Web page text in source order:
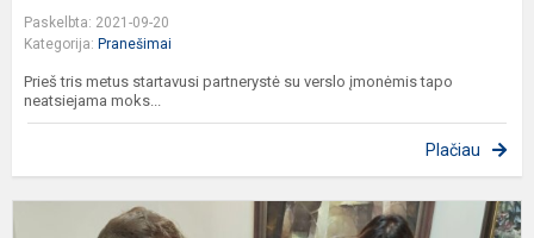
Paskelbta: 2021-09-20
Kategorija: Pranešimai
Prieš tris metus startavusi partnerystė su verslo įmonėmis tapo
neatsiejama moks...
Plačiau